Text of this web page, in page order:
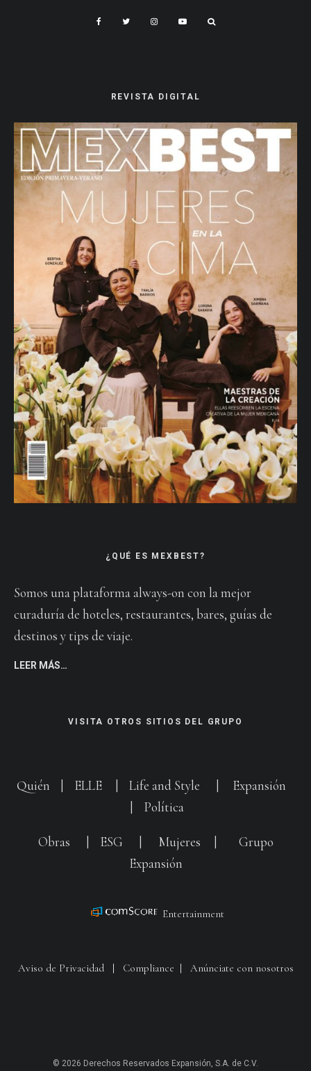
REVISTA DIGITAL
¿QUÉ ES MEXBEST?
Somos una plataforma always-on con la mejor
curaduría de hoteles, restaurantes, bares, guías de
destinos y tips de viaje.
LEER MÁS…
VISITA OTROS SITIOS DEL GRUPO
Quién ELLE Life and Style
Expansión
Política
Obras ESG Mujeres
Grupo
Expansión
Entertainment
Aviso de Privacidad| Compliance Anúnciate con nosotros
© 2026 Derechos Reservados Expansión, S.A. de C.V.